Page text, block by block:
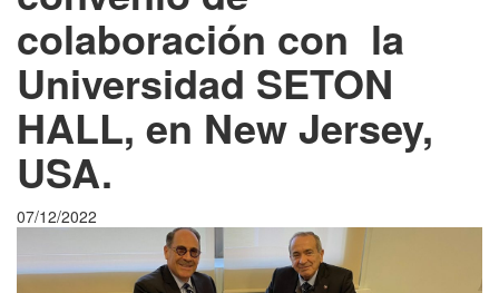
colaboración con la
Universidad SETON
HALL, en New Jersey,
USA.
07/12/2022